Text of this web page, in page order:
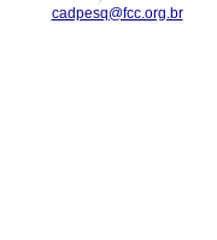
cadpesq@fcc.org.br